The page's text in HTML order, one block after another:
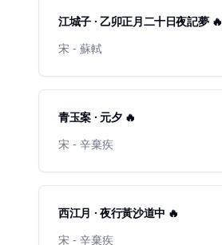
江城子 · 乙卯正月二十日夜記夢 🔥
宋 - 蘇軾
青玉案 · 元夕 🔥
宋 - 辛棄疾
西江月 · 夜行黃沙道中 🔥
宋 - 辛棄疾